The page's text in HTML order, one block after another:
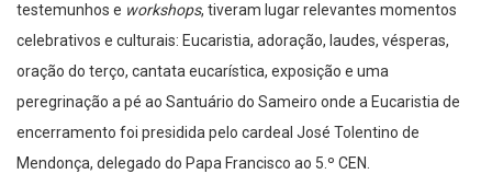
testemunhos e workshops, tiveram lugar relevantes momentos
celebrativos e culturais: Eucaristia, adoração, laudes, vésperas,
oração do terço, cantata eucarística, exposição e uma
peregrinação a pé ao Santuário do Sameiro onde a Eucaristia de
encerramento foi presidida pelo cardeal José Tolentino de
Mendonça, delegado do Papa Francisco ao 5.º CEN.